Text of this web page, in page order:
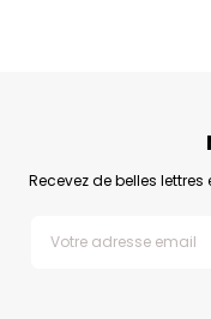
Recevez de belles